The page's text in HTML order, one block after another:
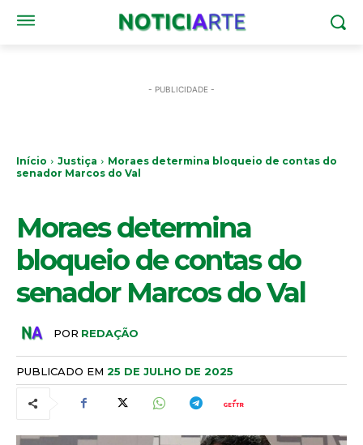
- PUBLICIDADE -
Início Justiça
Moraes determina bloqueio de contas do
senador Marcos do Val
Moraes determina
bloqueio de contas do
senador Marcos do Val
POR REDAÇÃO
PUBLICADO EM 25 DE JULHO DE 2025